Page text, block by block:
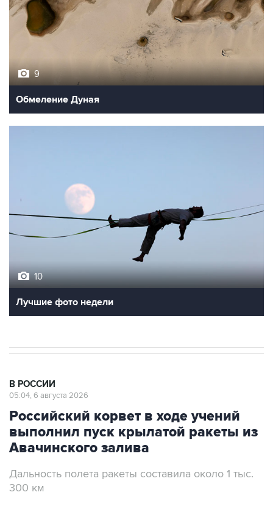
9
Обмеление Дуная
10
Лучшие фото недели
В РОССИИ
05:04, 6 августа 2026
Российский корвет в ходе учений
выполнил пуск крылатой ракеты из
Авачинского залива
Дальность полета ракеты составила около 1 тыс.
300 км